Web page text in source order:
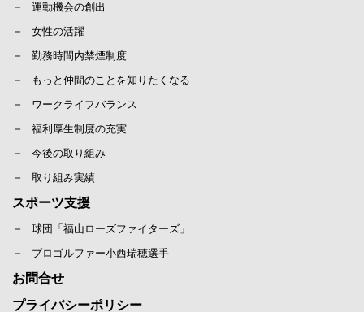
運動機会の創出
女性の活躍
勤務時間内禁煙制度
もっと仲間のことを知りたくなる
ワークライフバランス
福利厚生制度の充実
今後の取り組み
取り組み実績
スポーツ支援
球団「福山ローズファイターズ」
プロゴルファー小西瑞穂選手
お問合せ
プライバシーポリシー